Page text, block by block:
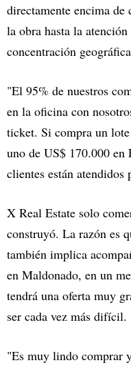
directamente encima de
la obra hasta la
concentración
"El 95% de nuestros
en la oficina con
ticket. Si compra un
uno de US$ 170.000
clientes están atendidos
X Real Estate solo
construyó. La razón es
también implica
en Maldonado, en un
tendrá una oferta muy
ser cada vez más difícil.
"Es muy lindo comprar